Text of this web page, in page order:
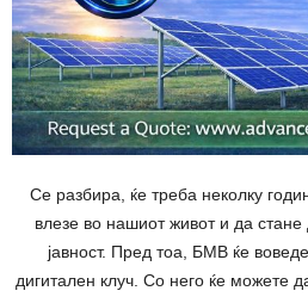
Се разбира, ќе треба неколку
влезе во нашиот живот и да
јавност. Пред тоа, БМВ ќе
дигитален клуч. Со него ќе можете